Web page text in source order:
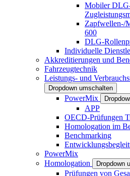
Mobiler
Zapfwellen-/
600
DLG-
Individuelle
Akkreditierungen und
Fahrzeugtechnik
Leistungs- und
Dropdown umschalten
PowerMix
APP
OECD-Prüfungen
Homologation im
Benchmarking
PowerMix
Homologation
Dropdown
Prüfungen von